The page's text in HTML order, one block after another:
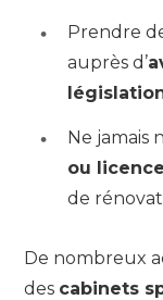
Prendre
auprès d’
Ne jamais
ou
de
De nombreux
des cabinets